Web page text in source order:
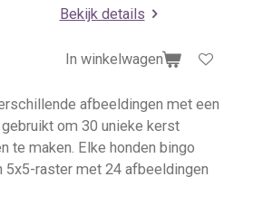
Bekijk details
In winkelwagen
afbeeldingen met een
om 30 unieke kerst
te maken. Elke honden bingo
5x5-raster met 24 afbeeldingen